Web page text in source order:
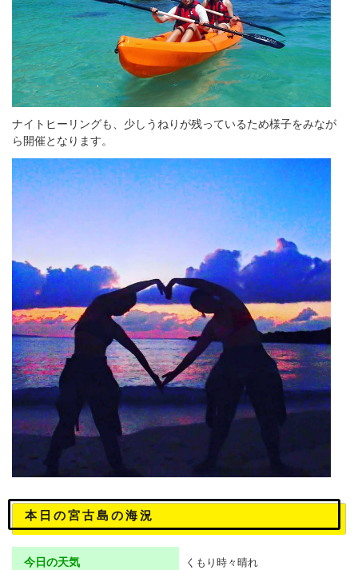
ナイトヒーリングも、少しうねりが残っているため様子をみなが
ら開催となります。
本日の宮古島の海況
今日の天気 くもり時々晴れ